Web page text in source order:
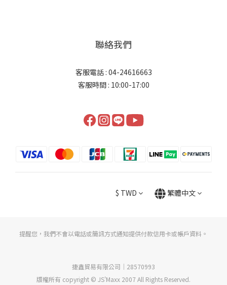
聯絡我們
客服電話 : 04-24616663
客服時間 : 10:00-17:00
$ TWD 繁體中文
提醒您，我們不會以電話或簡訊方式通知提供付款信用卡或帳戶資料。
捷鑫貿易有限公司｜28570993
版權所有 copyright © JS'Maxx 2007 All Rights Reserved.